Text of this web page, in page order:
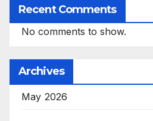
Recent Comments
No comments to show.
Archives
May 2026